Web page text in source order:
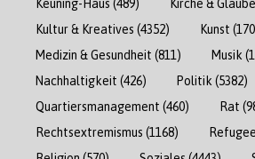
Keuning-Haus (489) Kirche &
Kultur & Kreatives (4352) Kunst
Medizin & Gesundheit (811) Musik
Nachhaltigkeit (426) Politik (5382)
Quartiersmanagement (460) Rat
Rechtsextremismus (1168)